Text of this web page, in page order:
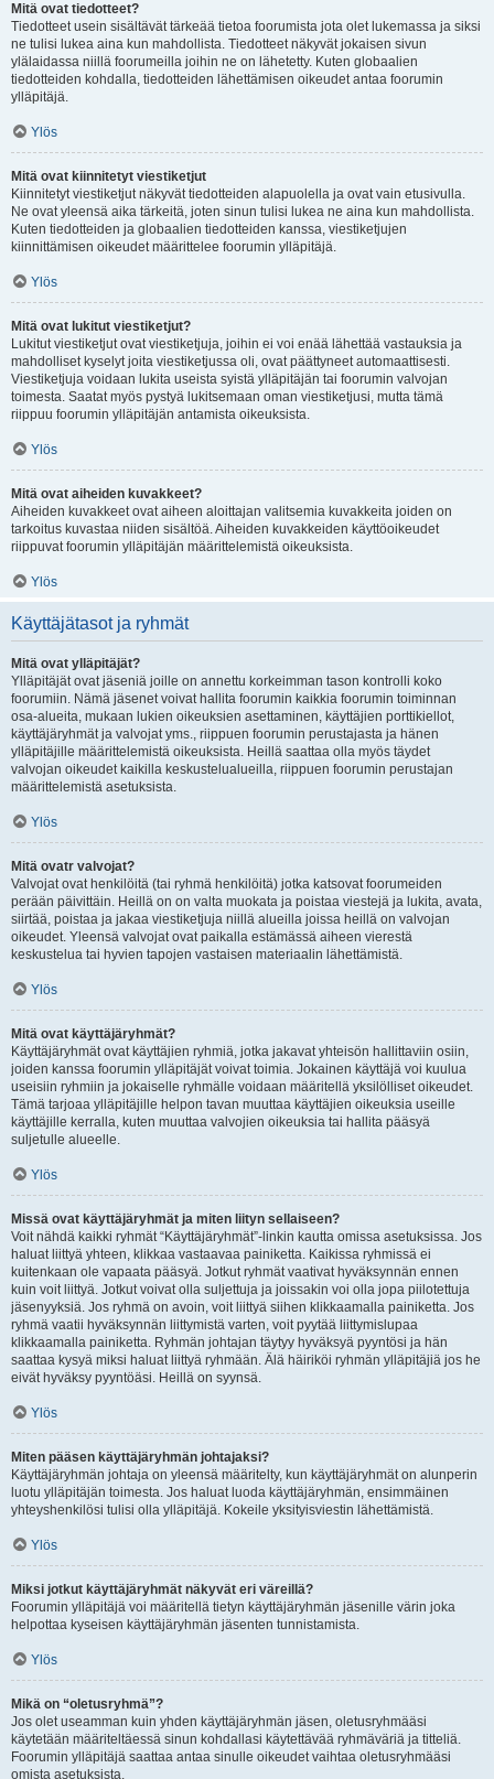
Mitä ovat tiedotteet?
Tiedotteet usein sisältävät tärkeää tietoa foorumista jota olet lukemassa ja siksi
ne tulisi lukea aina kun mahdollista. Tiedotteet näkyvät jokaisen sivun
ylälaidassa niillä foorumeilla joihin ne on lähetetty. Kuten globaalien
tiedotteiden kohdalla, tiedotteiden lähettämisen oikeudet antaa foorumin
ylläpitäjä.
Ylös
Mitä ovat kiinnitetyt viestiketjut
Kiinnitetyt viestiketjut näkyvät tiedotteiden alapuolella ja ovat vain etusivulla.
Ne ovat yleensä aika tärkeitä, joten sinun tulisi lukea ne aina kun mahdollista.
Kuten tiedotteiden ja globaalien tiedotteiden kanssa, viestiketjujen
kiinnittämisen oikeudet määrittelee foorumin ylläpitäjä.
Ylös
Mitä ovat lukitut viestiketjut?
Lukitut viestiketjut ovat viestiketjuja, joihin ei voi enää lähettää vastauksia ja
mahdolliset kyselyt joita viestiketjussa oli, ovat päättyneet automaattisesti.
Viestiketjuja voidaan lukita useista syistä ylläpitäjän tai foorumin valvojan
toimesta. Saatat myös pystyä lukitsemaan oman viestiketjusi, mutta tämä
riippuu foorumin ylläpitäjän antamista oikeuksista.
Ylös
Mitä ovat aiheiden kuvakkeet?
Aiheiden kuvakkeet ovat aiheen aloittajan valitsemia kuvakkeita joiden on
tarkoitus kuvastaa niiden sisältöä. Aiheiden kuvakkeiden käyttöoikeudet
riippuvat foorumin ylläpitäjän määrittelemistä oikeuksista.
Ylös
Käyttäjätasot ja ryhmät
Mitä ovat ylläpitäjät?
Ylläpitäjät ovat jäseniä joille on annettu korkeimman tason kontrolli koko
foorumiin. Nämä jäsenet voivat hallita foorumin kaikkia foorumin toiminnan
osa-alueita, mukaan lukien oikeuksien asettaminen, käyttäjien porttikiellot,
käyttäjäryhmät ja valvojat yms., riippuen foorumin perustajasta ja hänen
ylläpitäjille määrittelemistä oikeuksista. Heillä saattaa olla myös täydet
valvojan oikeudet kaikilla keskustelualueilla, riippuen foorumin perustajan
määrittelemistä asetuksista.
Ylös
Mitä ovatr valvojat?
Valvojat ovat henkilöitä (tai ryhmä henkilöitä) jotka katsovat foorumeiden
perään päivittäin. Heillä on on valta muokata ja poistaa viestejä ja lukita, avata,
siirtää, poistaa ja jakaa viestiketjuja niillä alueilla joissa heillä on valvojan
oikeudet. Yleensä valvojat ovat paikalla estämässä aiheen vierestä
keskustelua tai hyvien tapojen vastaisen materiaalin lähettämistä.
Ylös
Mitä ovat käyttäjäryhmät?
Käyttäjäryhmät ovat käyttäjien ryhmiä, jotka jakavat yhteisön hallittaviin osiin,
joiden kanssa foorumin ylläpitäjät voivat toimia. Jokainen käyttäjä voi kuulua
useisiin ryhmiin ja jokaiselle ryhmälle voidaan määritellä yksilölliset oikeudet.
Tämä tarjoaa ylläpitäjille helpon tavan muuttaa käyttäjien oikeuksia useille
käyttäjille kerralla, kuten muuttaa valvojien oikeuksia tai hallita pääsyä
suljetulle alueelle.
Ylös
Missä ovat käyttäjäryhmät ja miten liityn sellaiseen?
Voit nähdä kaikki ryhmät “Käyttäjäryhmät”-linkin kautta omissa asetuksissa. Jos
haluat liittyä yhteen, klikkaa vastaavaa painiketta. Kaikissa ryhmissä ei
kuitenkaan ole vapaata pääsyä. Jotkut ryhmät vaativat hyväksynnän ennen
kuin voit liittyä. Jotkut voivat olla suljettuja ja joissakin voi olla jopa piilotettuja
jäsenyyksiä. Jos ryhmä on avoin, voit liittyä siihen klikkaamalla painiketta. Jos
ryhmä vaatii hyväksynnän liittymistä varten, voit pyytää liittymislupaa
klikkaamalla painiketta. Ryhmän johtajan täytyy hyväksyä pyyntösi ja hän
saattaa kysyä miksi haluat liittyä ryhmään. Älä häiriköi ryhmän ylläpitäjiä jos he
eivät hyväksy pyyntöäsi. Heillä on syynsä.
Ylös
Miten pääsen käyttäjäryhmän johtajaksi?
Käyttäjäryhmän johtaja on yleensä määritelty, kun käyttäjäryhmät on alunperin
luotu ylläpitäjän toimesta. Jos haluat luoda käyttäjäryhmän, ensimmäinen
yhteyshenkilösi tulisi olla ylläpitäjä. Kokeile yksityisviestin lähettämistä.
Ylös
Miksi jotkut käyttäjäryhmät näkyvät eri väreillä?
Foorumin ylläpitäjä voi määritellä tietyn käyttäjäryhmän jäsenille värin joka
helpottaa kyseisen käyttäjäryhmän jäsenten tunnistamista.
Ylös
Mikä on “oletusryhmä”?
Jos olet useamman kuin yhden käyttäjäryhmän jäsen, oletusryhmääsi
käytetään määriteltäessä sinun kohdallasi käytettävää ryhmäväriä ja titteliä.
Foorumin ylläpitäjä saattaa antaa sinulle oikeudet vaihtaa oletusryhmääsi
omista asetuksista.